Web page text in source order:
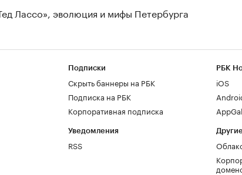
Лассо», эволюция и мифы Петербурга
Подписки
Скрыть баннеры на РБК
Подписка на РБК
Корпоративная подписка
Уведомления
RSS
РБК
iOS